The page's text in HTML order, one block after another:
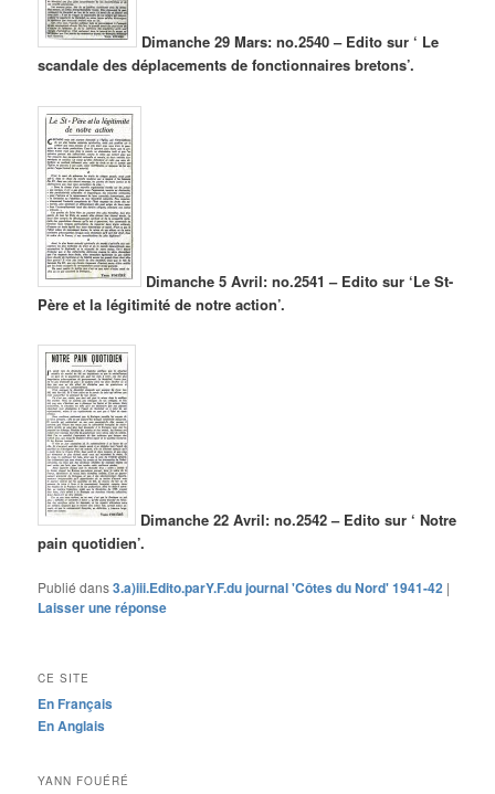
Dimanche 29 Mars: no.2540 – Edito sur ‘ Le
scandale des déplacements de fonctionnaires bretons’.
Dimanche 5 Avril: no.2541 – Edito sur ‘Le St-
Père et la légitimité de notre action’.
Dimanche 22 Avril: no.2542 – Edito sur ‘ Notre
pain quotidien’.
Publié dans3.a)iii.Edito.parY.F.du journal 'Côtes du Nord' 1941-42 |
Laisser une réponse
CE SITE
En Français
En Anglais
YANN FOUÉRÉ